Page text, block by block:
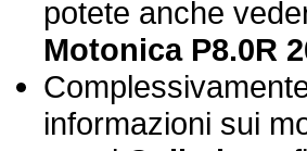
potete anche
Motonica P8.0R
informazioni sui